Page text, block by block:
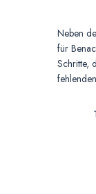
Neben
für
Schritte,